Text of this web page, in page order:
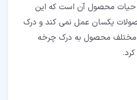
حیات محصول آن است که این
یکسان عمل نمی ­کند و درک
مختلف محصول به درک چرخه